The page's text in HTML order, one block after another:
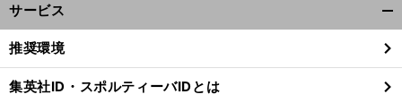
サービス
閉
る
推奨環境
集英社ID・スポルティーバIDとは